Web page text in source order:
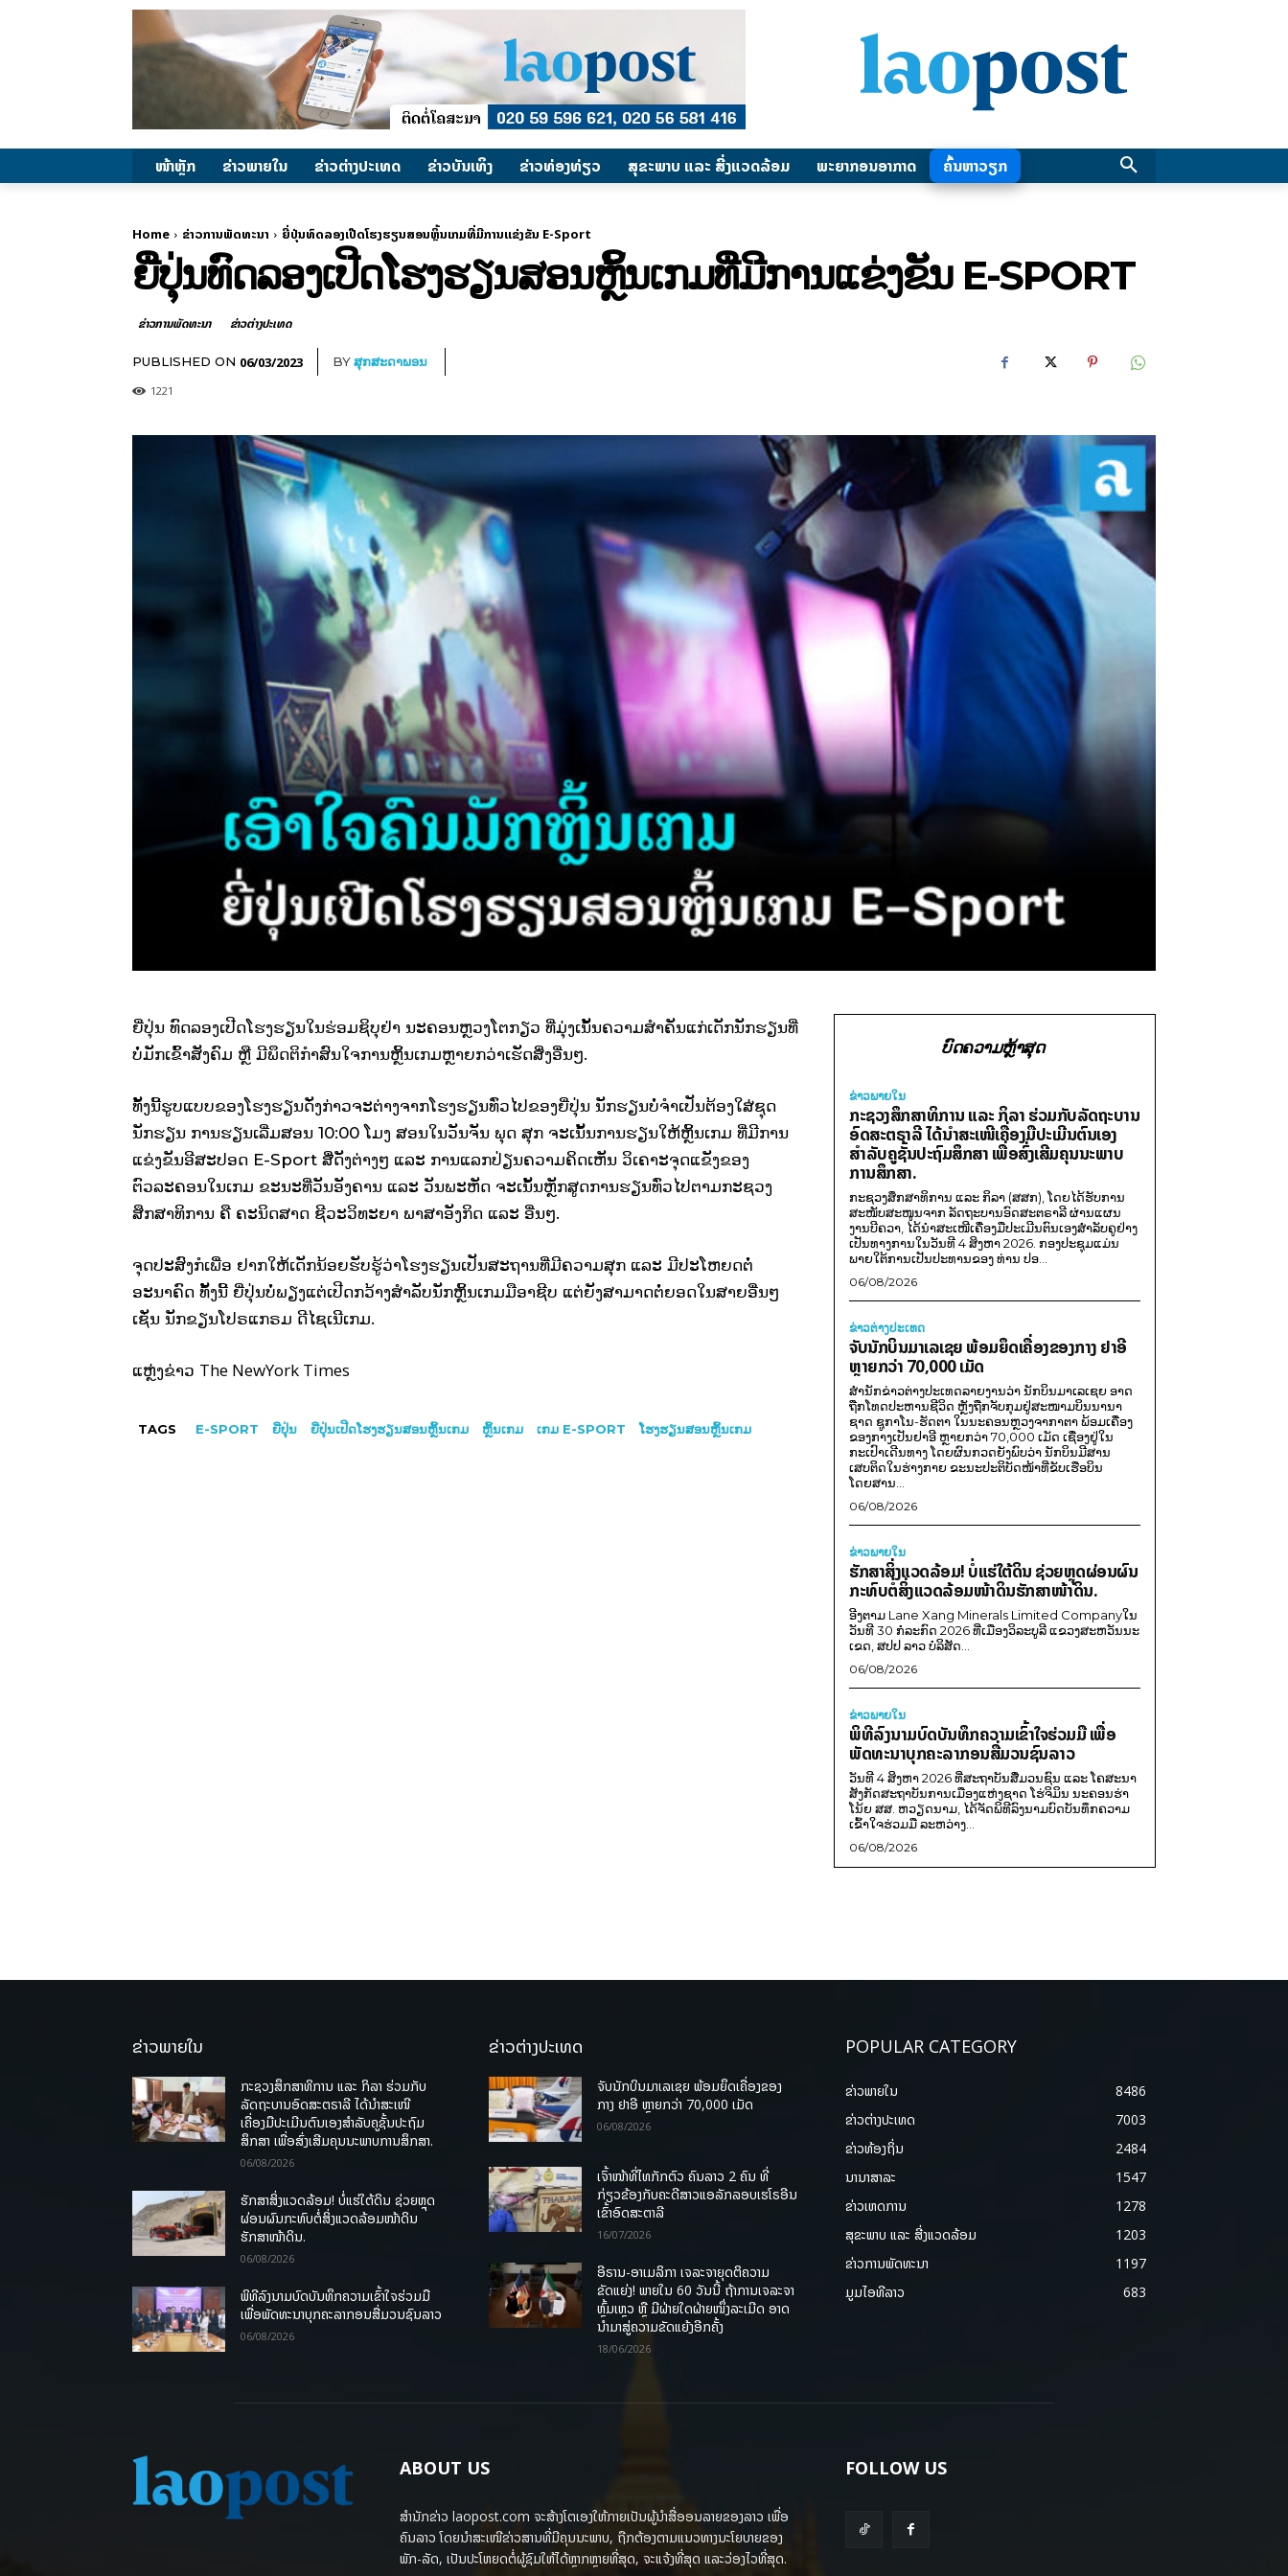
ໜ້າຫຼັກ ຂ່າວພາຍ​ໃນ ຂ່າວຕ່າງປະເທດ ​ຂ່າວບັນເທິງ ​ຂ່າວທ່ອງທ່ຽວ ສຸຂະພາບ ແລະ ສີ່ງແວດລ້ອມ ພະຍາກອນອາກາດ ຄົ້ນຫາວຽກ
Home ຂ່າວການພັດທະນາ ຍີ່ປຸ່ນທົດລອງເປີດໂຮງຮຽນສອນຫຼິ້ນເກມທີ່ມີການແຂ່ງຂັນ E-Sport
ຍີ່ປຸ່ນທົດລອງເປີດໂຮງຮຽນສອນຫຼິ້ນເກມທີ່ມີການແຂ່ງຂັນ E-SPORT
ຂ່າວການພັດທະນາ ຂ່າວຕ່າງປະເທດ
PUBLISHED ON 06/03/2023 BYສຸກສະດາພອນ
1221
ຍີ່ປຸ່ນ ທົດລອງເປີດໂຮງຮຽນໃນຮ່ອມຊິບຸຢ່າ ນະຄອນຫຼວງໂຕກຽວ ທີ່ມຸ່ງເນັ້ນຄວາມສຳຄັນແກ່ເດັກນັກຮຽນທີ່
ບໍ່ມັກເຂົ້າສັງຄົມ ຫຼື ມີພຶດຕິກຳສົນໃຈການຫຼິ້ນເກມຫຼາຍກວ່າເຮັດສິ່ງອື່ນໆ.
ທັ້ງນີ້ຮູບແບບຂອງໂຮງຮຽນດັ່ງກ່າວຈະຕ່າງຈາກໂຮງຮຽນທົ່ວໄປຂອງຍີ່ປຸ່ນ ນັກຮຽນບໍ່ຈຳເປັນຕ້ອງໃສ່ຊຸດ
ນັກຮຽນ ການຮຽນເລີ່ມສອນ 10:00 ໂມງ ສອນໃນວັນຈັນ ພຸດ ສຸກ ຈະເນັ້ນການຮຽນໃຫ້ຫຼິ້ນເກມ ທີ່ມີການ
ແຂ່ງຂັນອີສະປອດ E-Sport ສື່ດັງຕ່າງໆ ແລະ ການແລກປ່ຽນຄວາມຄິດເຫັນ ວິເຄາະຈຸດແຂັງຂອງ
ຕົວລະຄອນໃນເກມ ຂະນະທີ່ວັນອັງຄານ ແລະ ວັນພະຫັດ ຈະເນັ້ນຫຼັກສູດການຮຽນທົ່ວໄປຕາມກະຊວງ
ສຶກສາທິການ ຄື ຄະນິດສາດ ຊີວະວິທະຍາ ພາສາອັງກິດ ແລະ ອື່ນໆ.
ຈຸດປະສົງກໍເພື່ອ ຢາກໃຫ້ເດັກນ້ອຍຮັບຮູ້ວ່າໂຮງຮຽນເປັນສະຖານທີ່ມີຄວາມສຸກ ແລະ ມີປະໂຫຍດຕໍ່
ອະນາຄົດ ທັ້ງນີ້ ຍີ່ປຸ່ນບໍ່ພຽງແຕ່ເປີດກວ້າງສຳລັບນັກຫຼິ້ນເກມມືອາຊີບ ແຕ່ຍັງສາມາດຕໍ່ຍອດໃນສາຍອື່ນໆ
ເຊັ່ນ ນັກຂຽນໂປຣແກຣມ ດີໄຊເນີເກມ.
ແຫຼ່ງຂ່າວ The NewYork Times
TAGS E-SPORT ຍີ່ປຸ່ນ ຍີ່ປຸ່ນເປີດໂຮງຮຽນສອນຫຼິ້ນເກມ ຫຼິ້ນເກມ ເກມ E-SPORT ໂຮງຮຽນສອນຫຼິ້ນເກມ
ບົດຄວາມຫຼ້າສຸດ
ຂ່າວພາຍ​ໃນ
ກະຊວງສຶກສາທິການ ແລະ ກິລາ ຮ່ວມກັບລັດຖະບານ
ອົດສະຕຣາລີ ໄດ້ນຳສະເໜີເຄື່ອງມືປະເມີນຕົນເອງ
ສຳລັບຄູຊັ້ນປະຖົມສຶກສາ ເພື່ອສົ່ງເສີມຄຸນນະພາບ
ການສຶກສາ.
ກະຊວງສຶກສາທິການ ແລະ ກິລາ (ສສກ), ໂດຍໄດ້ຮັບການ
ສະໜັບສະໜູນຈາກ ລັດຖະບານອົດສະຕຣາລີ ຜ່ານແຜນ
ງານບີຄວາ, ໄດ້ນຳສະເໜີເຄື່ອງມືປະເມີນຕົນເອງສຳລັບຄູຢ່າງ
ເປັນທາງການໃນວັນທີ 4 ສິງຫາ 2026. ກອງປະຊຸມແມ່ນ
ພາຍໃຕ້ການເປັນປະທານຂອງ ທ່ານ ປອ...
06/08/2026
ຂ່າວຕ່າງປະເທດ
ຈັບນັກບິນມາເລເຊຍ ພ້ອມຍຶດເຄື່ອງຂອງກາງ ຢາອີ
ຫຼາຍກວ່າ 70,000 ເມັດ
ສຳນັກຂ່າວຕ່າງປະເທດລາຍງານວ່າ ນັກບິນມາເລເຊຍ ອາດ
ຖືກໂທດປະຫານຊີວິດ ຫຼັງຖືກຈັບກຸມຢູ່ສະໜາມບິນນານາ
ຊາດ ຊູກາໂນ-ຮັດຕາ ໃນນະຄອນຫຼວງຈາກາຕາ ພ້ອມເຄື່ອງ
ຂອງກາງເປັນຢາອີ ຫຼາຍກວ່າ 70,000 ເມັດ ເຊື່ອງຢູ່ໃນ
ກະເປົາເດີນທາງ ໂດຍຜົນກວດຍັງພົບວ່າ ນັກບິນມີສານ
ເສບຕິດໃນຮ່າງກາຍ ຂະນະປະຕິບັດໜ້າທີ່ຂັບເຮືອບິນ
ໂດຍສານ...
06/08/2026
ຂ່າວພາຍ​ໃນ
ຮັກສາສິ່ງແວດລ້ອມ! ບໍ່ແຮ່ໃຕ້ດິນ ຊ່ວຍຫຼຸດຜ່ອນຜົນ
ກະທົບຕໍ່ສິ່ງແວດລ້ອມໜ້າດິນຮັກສາໜ້າດິນ.
ອີງຕາມ Lane Xang Minerals Limited Companyໃນ
ວັນທີ 30 ກໍລະກົດ 2026 ທີ່ເມືອງວິລະບູລີ ແຂວງສະຫວັນນະ
ເຂດ, ສປປ ລາວ ບໍລິສັດ...
06/08/2026
ຂ່າວພາຍ​ໃນ
ພິທີລົງນາມບົດບັນທຶກຄວາມເຂົ້າໃຈຮ່ວມມື ເພື່ອ
ພັດທະນາບຸກຄະລາກອນສື່ມວນຊົນລາວ
ວັນທີ 4 ສິງຫາ 2026 ທີ່ສະຖາບັນສື່ມວນຊົນ ແລະ ໂຄສະນາ
ສັງກັດສະຖາບັນການເມືອງແຫ່ງຊາດ ໂຮ່ຈິມິນ ນະຄອນຮ່າ
ໂນ້ຍ ສສ. ຫວຽດນາມ, ໄດ້ຈັດພິທີລົງນາມບົດບັນທຶກຄວາມ
ເຂົ້າໃຈຮ່ວມມື ລະຫວ່າງ...
06/08/2026
ຂ່າວພາຍໃນ
ກະຊວງສຶກສາທິການ ແລະ ກິລາ ຮ່ວມກັບ
ລັດຖະບານອົດສະຕຣາລີ ໄດ້ນຳສະເໜີ
ເຄື່ອງມືປະເມີນຕົນເອງສຳລັບຄູຊັ້ນປະຖົມ
ສຶກສາ ເພື່ອສົ່ງເສີມຄຸນນະພາບການສຶກສາ.
06/08/2026
ຮັກສາສິ່ງແວດລ້ອມ! ບໍ່ແຮ່ໃຕ້ດິນ ຊ່ວຍຫຼຸດ
ຜ່ອນຜົນກະທົບຕໍ່ສິ່ງແວດລ້ອມໜ້າດິນ
ຮັກສາໜ້າດິນ.
06/08/2026
ພິທີລົງນາມບົດບັນທຶກຄວາມເຂົ້າໃຈຮ່ວມມື
ເພື່ອພັດທະນາບຸກຄະລາກອນສື່ມວນຊົນລາວ
06/08/2026
ຂ່າວຕ່າງປະເທດ
ຈັບນັກບິນມາເລເຊຍ ພ້ອມຍຶດເຄື່ອງຂອງ
ກາງ ຢາອີ ຫຼາຍກວ່າ 70,000 ເມັດ
06/08/2026
ເຈົ້າໜ້າທີ່ໄທກັກຕົວ ຄົນລາວ 2 ຄົນ ທີ່
ກ່ຽວຂ້ອງກັບຄະດີສາວແອລັກລອບເຮໂຣອີນ
ເຂົ້າອົດສະຕາລີ
16/07/2026
ອີຣານ-ອາເມລິກາ ເຈລະຈາຍຸດຕິຄວາມ
ຂັດແຍ່ງ! ພາຍໃນ 60 ວັນນີ້ ຖ້າການເຈລະຈາ
ຫຼົ້ມເຫຼວ ຫຼື ມີຝ່າຍໃດຝ່າຍໜຶ່ງລະເມີດ ອາດ
ນໍາມາສູ່ຄວາມຂັດແຍ້ງອີກຄັ້ງ
18/06/2026
POPULAR CATEGORY
ຂ່າວພາຍ​ໃນ
8486
ຂ່າວຕ່າງປະເທດ
7003
ຂ່າວທ້ອງຖິ່ນ
2484
ນານາສາລະ
1547
ຂ່າວເຫດການ
1278
ສຸຂະພາບ ແລະ ສີ່ງແວດລ້ອມ
1203
ຂ່າວການພັດທະນາ
1197
ມູມໄອທີລາວ
683
ABOUT US
ສຳນັກຂ່າວ laopost.com ຈະສ້າງໂຕເອງໃຫ້ກາຍເປັນຜູ້ນຳສື່ອອນລາຍຂອງລາວ ເພື່ອ
ຄົນລາວ ໂດຍນຳສະເໜີຂ່າວສານທີ່ມີຄຸນນະພາບ, ຖືກຕ້ອງຕາມແນວທາງນະໂຍບາຍຂອງ
ພັກ-ລັດ, ເປັນປະໂຫຍດຕໍ່ຜູ້ຊົມໃຫ້ໄດ້ຫຼາກຫຼາຍທີ່ສຸດ, ຈະແຈ້ງທີ່ສຸດ ແລະວ່ອງໄວທີ່ສຸດ.
FOLLOW US